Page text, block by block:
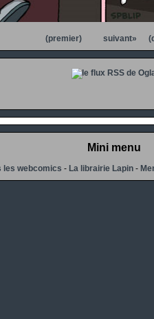
(premier) suivant»
Mini menu
les webcomics -La librairie Lapin -